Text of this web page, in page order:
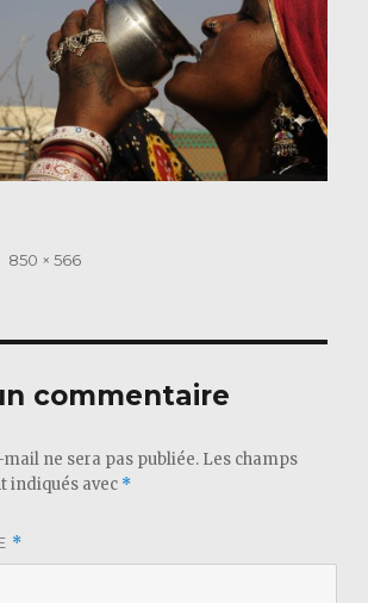
Taille
850 × 566
commentaire
ne sera pas publiée. Les champs
indiqués avec *
*